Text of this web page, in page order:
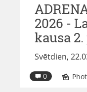
2026 -
kausa
Svētdien,
0